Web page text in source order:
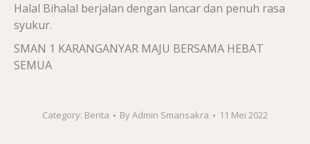
Halal Bihalal berjalan dengan lancar dan penuh rasa
syukur.
SMAN 1 KARANGANYAR MAJU BERSAMA HEBAT
SEMUA
Category: Berita ByAdmin Smansakra 11 Mei 2022